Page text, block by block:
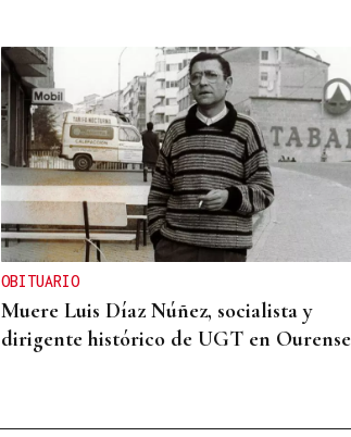
OBITUARIO
Muere Luis Díaz Núñez, socialista y
dirigente histórico de UGT en Ourense